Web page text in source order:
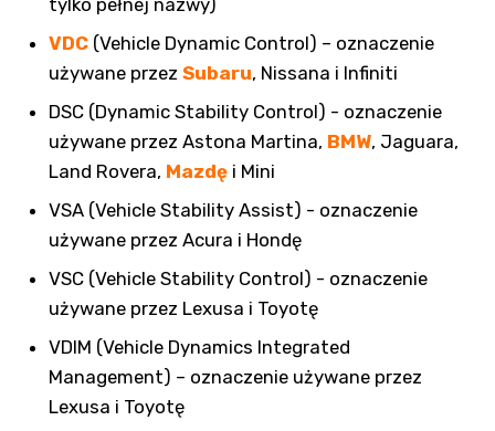
tylko pełnej nazwy)
VDC (Vehicle Dynamic Control) – oznaczenie
używane przez Subaru, Nissana i Infiniti
DSC (Dynamic Stability Control) - oznaczenie
używane przez Astona Martina, BMW, Jaguara,
Land Rovera, Mazdę i Mini
VSA (Vehicle Stability Assist) - oznaczenie
używane przez Acura i Hondę
VSC (Vehicle Stability Control) - oznaczenie
używane przez Lexusa i Toyotę
VDIM (Vehicle Dynamics Integrated
Management) – oznaczenie używane przez
Lexusa i Toyotę